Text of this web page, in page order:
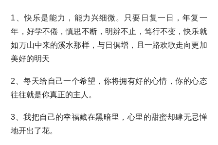
1、快乐是能力，能力兴细微。只要日复一日，年复一
年，好学不倦，慎思不断，明辨不止，笃行不变，快乐就
如万山中来的溪水那样，与日俱增，且一路欢歌走向更加
美好的明天
2、每天给自己一个希望，你将拥有好的心情，你的心态
往往就是你真正的主人。
3、我把自己的幸福藏在黑暗里，心里的甜蜜却肆无忌惮
地开出了花。